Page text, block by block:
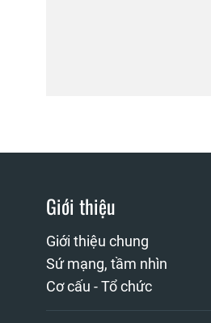
Giới thiệu
Giới thiệu chung
Sứ mạng, tầm nhìn
Cơ cấu - Tổ chức